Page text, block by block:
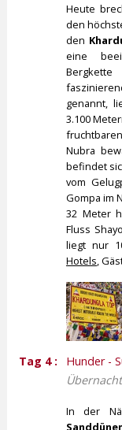
Heute
den
den
eine
genannt,
3.100
Nubra
befindet
vom
Gompa im
32 Meter
Fluss
liegt nur
Hotels,
Tag 4 :
Hunder -
In der